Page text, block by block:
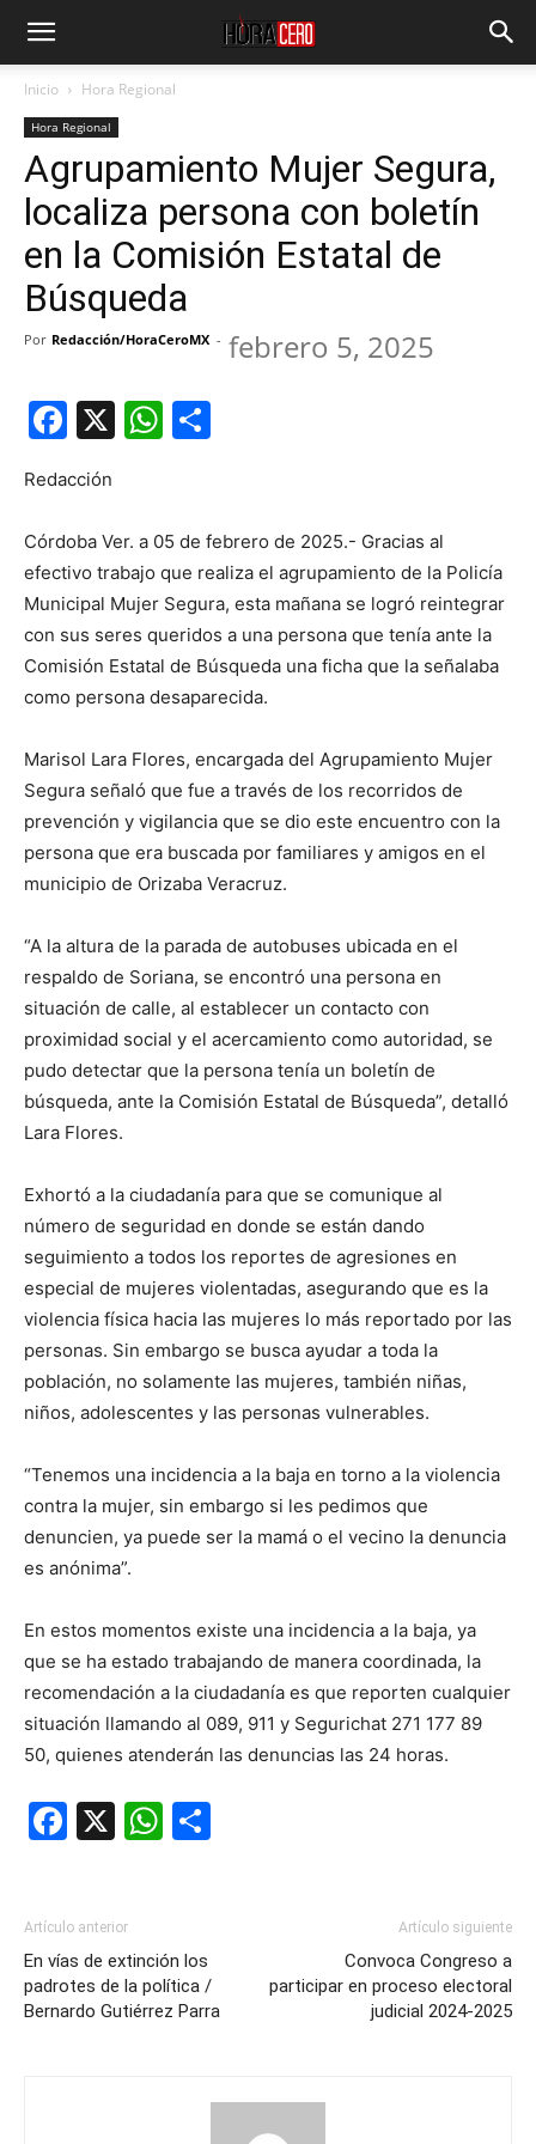
Inicio Hora Regional
Hora Regional
Agrupamiento Mujer Segura,
localiza persona con boletín
en la Comisión Estatal de
Búsqueda
Por Redacción/HoraCeroMX - febrero 5, 2025
Facebook
X WhatsApp
Redacción
Córdoba Ver. a 05 de febrero de 2025.- Gracias al
efectivo trabajo que realiza el agrupamiento de la Policía
Municipal Mujer Segura, esta mañana se logró reintegrar
con sus seres queridos a una persona que tenía ante la
Comisión Estatal de Búsqueda una ficha que la señalaba
como persona desaparecida.
Marisol Lara Flores, encargada del Agrupamiento Mujer
Segura señaló que fue a través de los recorridos de
prevención y vigilancia que se dio este encuentro con la
persona que era buscada por familiares y amigos en el
municipio de Orizaba Veracruz.
“A la altura de la parada de autobuses ubicada en el
respaldo de Soriana, se encontró una persona en
situación de calle, al establecer un contacto con
proximidad social y el acercamiento como autoridad, se
pudo detectar que la persona tenía un boletín de
búsqueda, ante la Comisión Estatal de Búsqueda”, detalló
Lara Flores.
Exhortó a la ciudadanía para que se comunique al
número de seguridad en donde se están dando
seguimiento a todos los reportes de agresiones en
especial de mujeres violentadas, asegurando que es la
violencia física hacia las mujeres lo más reportado por las
personas. Sin embargo se busca ayudar a toda la
población, no solamente las mujeres, también niñas,
niños, adolescentes y las personas vulnerables.
“Tenemos una incidencia a la baja en torno a la violencia
contra la mujer, sin embargo si les pedimos que
denuncien, ya puede ser la mamá o el vecino la denuncia
es anónima”.
En estos momentos existe una incidencia a la baja, ya
que se ha estado trabajando de manera coordinada, la
recomendación a la ciudadanía es que reporten cualquier
situación llamando al 089, 911 y Segurichat 271 177 89
50, quienes atenderán las denuncias las 24 horas.
Facebook
X WhatsApp
Artículo anterior
En vías de extinción los
padrotes de la política /
Bernardo Gutiérrez Parra
Artículo siguiente
Convoca Congreso a
participar en proceso electoral
judicial 2024-2025